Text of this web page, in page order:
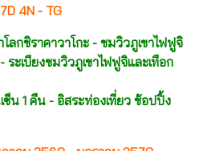
4N - TG
ลกชิราคาวาโกะ - ชมวิวภูเขาไฟฟูจิ
ระเบียงชมวิวภูเขาไฟฟูจิและเทือก
น 1 คืน - อิสระท่องเที่ยว ช้อปปิ้ง